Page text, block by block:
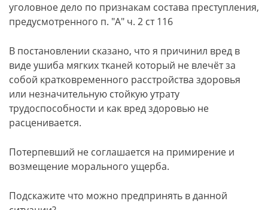
уголовное дело по признакам состава преступления,
предусмотренного п. "А" ч. 2 ст 116
В постановлении сказано, что я причинил вред в
виде ушиба мягких тканей который не влечёт за
собой кратковременного расстройства здоровья
или незначительную стойкую утрату
трудоспособности и как вред здоровью не
расценивается.
Потерпевший не соглашается на примирение и
возмещение морального ущерба.
Подскажите что можно предпринять в данной